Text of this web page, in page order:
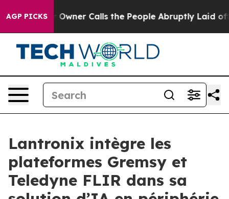
AGP PICKS
Owner Calls the People Abruptly Laid off “Simply
Lantronix intègre les
plateformes Gremsy et
Teledyne FLIR dans sa